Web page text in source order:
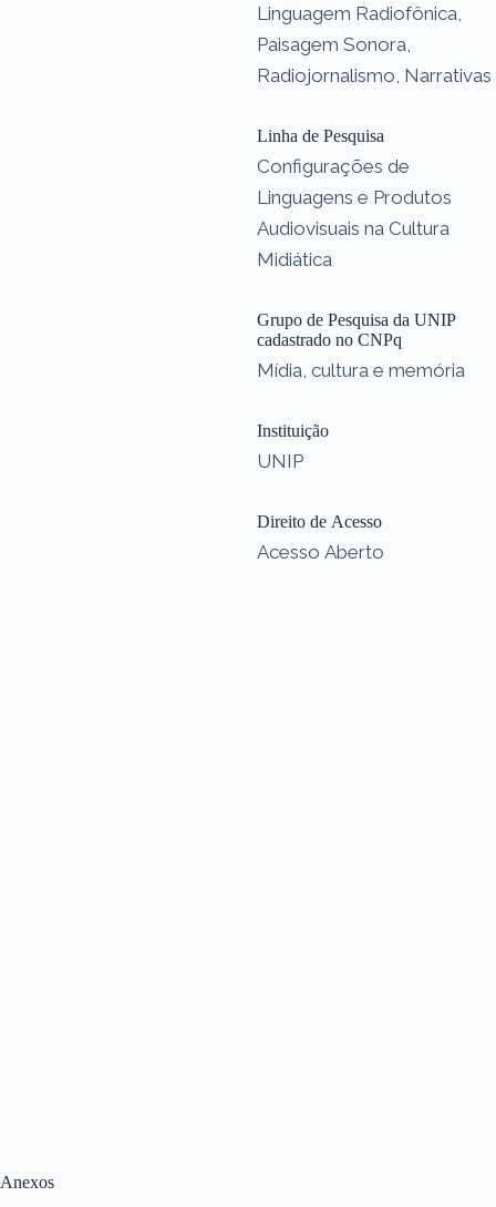
Anexos
Linguagem Radiofônica,
Paisagem Sonora,
Radiojornalismo, Narrativas
Linha de Pesquisa
Configurações de
Linguagens e Produtos
Audiovisuais na Cultura
Midiática
Grupo de Pesquisa da UNIP
cadastrado no CNPq
Mídia, cultura e memória
Instituição
UNIP
Direito de Acesso
Acesso Aberto